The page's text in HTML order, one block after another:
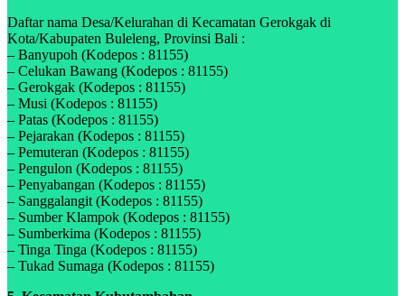
Daftar nama Desa/Kelurahan di Kecamatan Gerokgak di
Kota/Kabupaten Buleleng, Provinsi Bali :
– Banyupoh (Kodepos : 81155)
– Celukan Bawang (Kodepos : 81155)
– Gerokgak (Kodepos : 81155)
– Musi (Kodepos : 81155)
– Patas (Kodepos : 81155)
– Pejarakan (Kodepos : 81155)
– Pemuteran (Kodepos : 81155)
– Pengulon (Kodepos : 81155)
– Penyabangan (Kodepos : 81155)
– Sanggalangit (Kodepos : 81155)
– Sumber Klampok (Kodepos : 81155)
– Sumberkima (Kodepos : 81155)
– Tinga Tinga (Kodepos : 81155)
– Tukad Sumaga (Kodepos : 81155)